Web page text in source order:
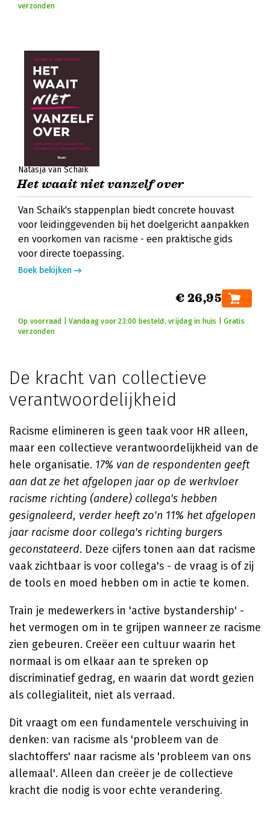
verzonden
Natasja van Schaik
Het waait niet vanzelf over
Van Schaik's stappenplan biedt concrete houvast
voor leidinggevenden bij het doelgericht aanpakken
en voorkomen van racisme - een praktische gids
voor directe toepassing.
Boek bekijken
€ 26,95
Op voorraad | Vandaag voor 23:00 besteld, vrijdag in huis | Gratis
verzonden
De kracht van collectieve
verantwoordelijkheid
Racisme elimineren is geen taak voor HR alleen,
maar een collectieve verantwoordelijkheid van de
hele organisatie. 17% van de respondenten geeft
aan dat ze het afgelopen jaar op de werkvloer
racisme richting (andere) collega's hebben
gesignaleerd, verder heeft zo'n 11% het afgelopen
jaar racisme door collega's richting burgers
geconstateerd. Deze cijfers tonen aan dat racisme
vaak zichtbaar is voor collega's - de vraag is of zij
de tools en moed hebben om in actie te komen.
Train je medewerkers in 'active bystandership' -
het vermogen om in te grijpen wanneer ze racisme
zien gebeuren. Creëer een cultuur waarin het
normaal is om elkaar aan te spreken op
discriminatief gedrag, en waarin dat wordt gezien
als collegialiteit, niet als verraad.
Dit vraagt om een fundamentele verschuiving in
denken: van racisme als 'probleem van de
slachtoffers' naar racisme als 'probleem van ons
allemaal'. Alleen dan creëer je de collectieve
kracht die nodig is voor echte verandering.